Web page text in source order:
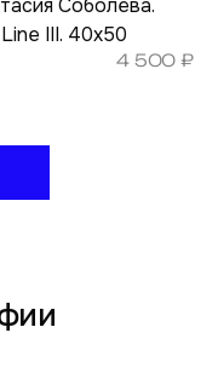
Соболева.
III. 40х50
4 500₽